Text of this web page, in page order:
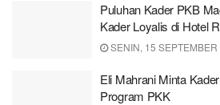
Puluhan Kader PKB
Kader Loyalis di Hotel
SENIN, 15 SEPTEMBER
Eli Mahrani Minta
Program PKK